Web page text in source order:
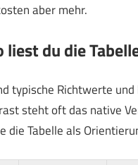
aber mehr.
liest du die
typische Richtwerte
steht oft das native
die Tabelle als